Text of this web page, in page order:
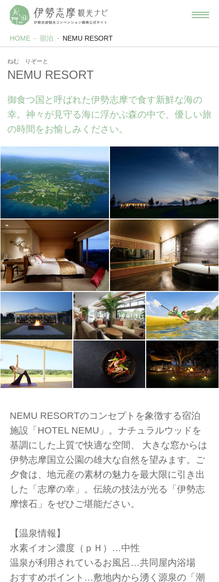
HOME 宿泊 NEMU RESORT
ねむ りぞーと
NEMU RESORT
御食つ国と呼ばれた伊勢志摩で食す新鮮な海の
幸。神々が見守る海に浮かぶ森の中で、優しい旅
の時間をお愉しみください。
NEMU RESORTのコンセプトを象徴する宿泊
施設「HOTEL NEMU」。ナチュラルウッドを
基調にした上質で快適な空間、 大きな窓からは
伊勢志摩国立公園の雄大な自然を望みます。ご
夕食は、地元産の素材の魅力を最大限に引き出
した「志摩の幸」。伝統の技法が光る「伊勢志
摩懐石」をぜひご堪能ださい。
【温泉情報】
水素イオン濃度（ｐＨ）…中性
温泉が利用されているお風呂…共同屋内浴場
おすすめポイント…敷地内から湧く源泉の「潮